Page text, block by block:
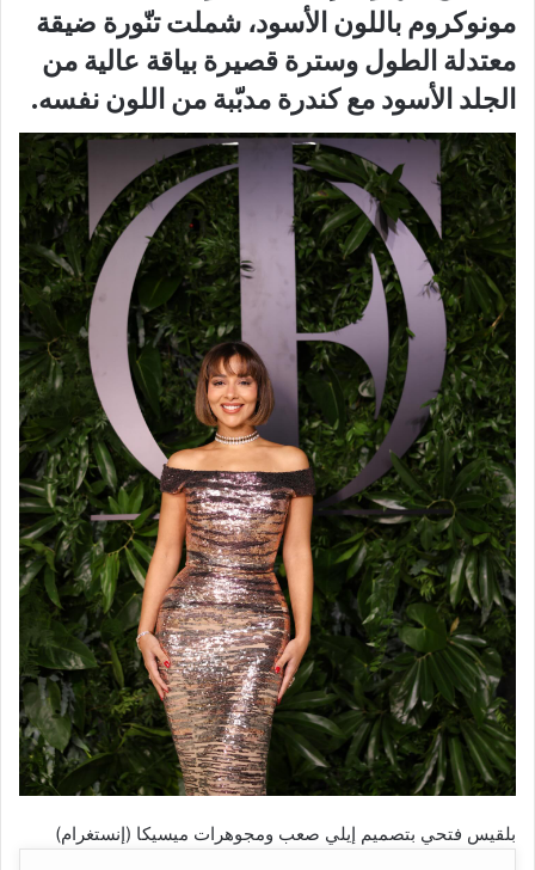
مونوكروم باللون الأسود، شملت تنّورة ضيقة
معتدلة الطول وسترة قصيرة بياقة عالية من
الجلد الأسود مع كندرة مدبّبة من اللون نفسه.
بلقيس فتحي بتصميم إيلي صعب ومجوهرات ميسيكا (إنستغرام)